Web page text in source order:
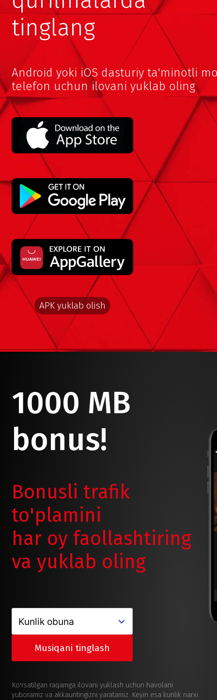
tinglang
Android yoki iOS dasturiy ta'minotli
telefon uchun ilovani yuklab oling
APK yuklab olish
1000 MB
bonus!
Bonusli trafik
to'plamini
har oy faollashtiring
va yuklab oling
Musiqani tinglash
Ko'rsatilgan raqamga ilovani yuklash uchun havolani
yuboramiz va akkauntingizni yaratamiz. Keyin esa kunlik narxi